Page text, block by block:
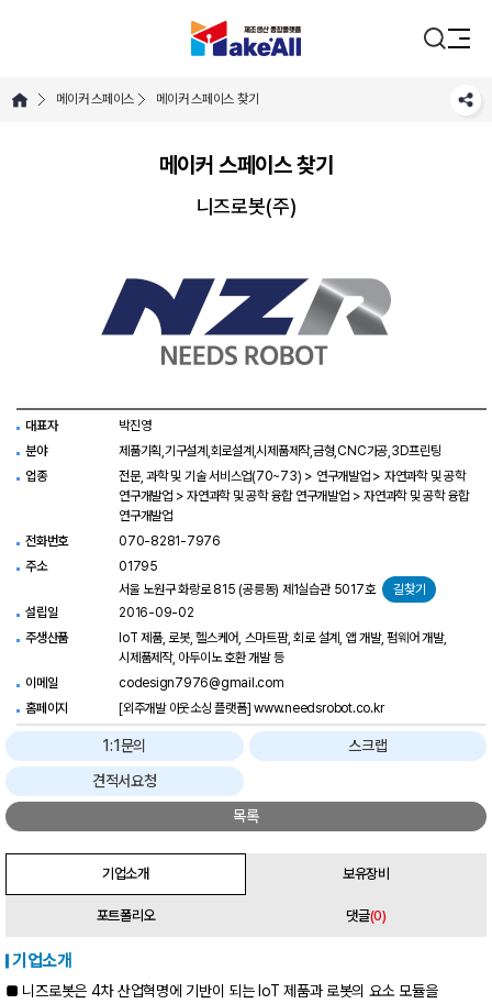
메이커 스페이스 메이커 스페이스 찾기
메이커 스페이스 찾기
니즈로봇(주)
대표자
박진영
분야
제품기획,기구설계,회로설계,시제품제작,금형,CNC가공,3D프린팅
업종
전문, 과학 및 기술 서비스업(70~73) > 연구개발업 > 자연과학 및 공학
연구개발업 > 자연과학 및 공학 융합 연구개발업 > 자연과학 및 공학 융합
연구개발업
전화번호
070-8281-7976
주소
01795
서울 노원구 화랑로 815 (공릉동) 제1실습관 5017호
길찾기
설립일
2016-09-02
주생산품
IoT 제품, 로봇, 헬스케어, 스마트팜, 회로 설계, 앱 개발, 펌웨어 개발,
시제품제작, 아두이노 호환 개발 등
이메일
codesign7976@gmail.com
홈페이지
[외주개발 아웃소싱 플랫폼] www.needsrobot.co.kr
1:1문의
스크랩
견적서요청
목록
기업소개 보유장비
포트폴리오 댓글(0)
기업소개
■ 니즈로봇은 4차 산업혁명에 기반이 되는 IoT 제품과 로봇의 요소 모듈을